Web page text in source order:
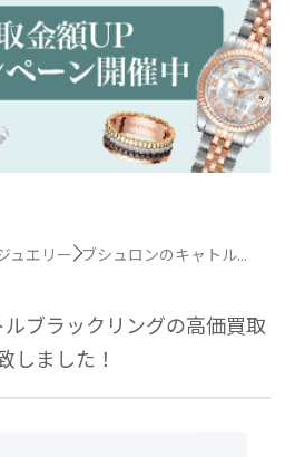
ュエリー ブシュロンのキャトル...
ブラックリングの高価買取
しました！